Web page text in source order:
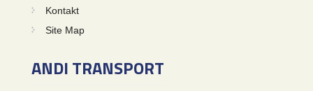
Kontakt
Site Map
ANDI TRANSPORT